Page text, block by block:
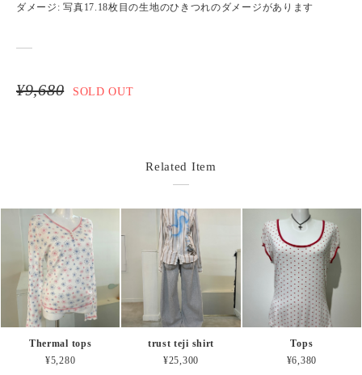
ダメージ: 写真17.18枚目の生地のひきつれのダメージがあります
¥9,680 SOLD OUT
Related Item
Thermal tops
¥5,280
trust teji shirt
¥25,300
Tops
¥6,380